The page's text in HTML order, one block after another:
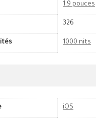
1.9 pouces
326
1000 nits
iOS